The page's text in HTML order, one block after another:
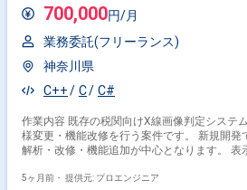
700,000円/月
業務委託(フリーランス)
神奈川県
C++
C C#
作業内容 既存の税関向けX線画像判定システ
様変更・機能改修を行う案件です。 新規開
解析・改修・機能追加が中心となります。 表
ます。 チーム構成： 数名規模（既存開発チーム内での増員枠） 言語：
5ヶ月前・ 提供元: プロエンジニア